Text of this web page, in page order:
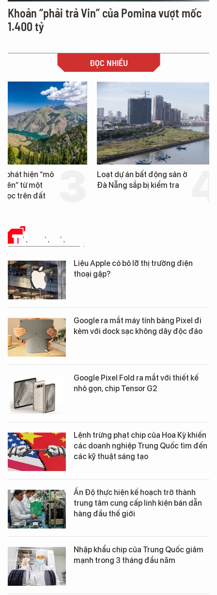
Khoản “phải trả Vin” của Pomina vượt mốc
1.400 tỷ
ĐỌC NHIỀU
Loạt dự án bất động sản ở
Đà Nẵng sắp bị kiểm tra
Nga xây dựng hơn
km "hành lang chống
TIN CÔNG NGHỆ
Liệu Apple có bỏ lỡ thị trường điện
thoại gập?
Google ra mắt máy tính bảng Pixel đi
kèm với dock sạc không dây độc đáo
Google Pixel Fold ra mắt với thiết kế
nhỏ gọn, chip Tensor G2
Lệnh trừng phạt chip của Hoa Kỳ khiến
các doanh nghiệp Trung Quốc tìm đến
các kỹ thuật sáng tạo
Ấn Độ thực hiện kế hoạch trở thành
trung tâm cung cấp linh kiện bán dẫn
hàng đầu thế giới
Nhập khẩu chip của Trung Quốc giảm
mạnh trong 3 tháng đầu năm